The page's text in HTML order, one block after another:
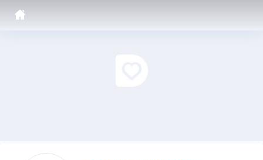
Sahabat Yatim Palembang - Profile